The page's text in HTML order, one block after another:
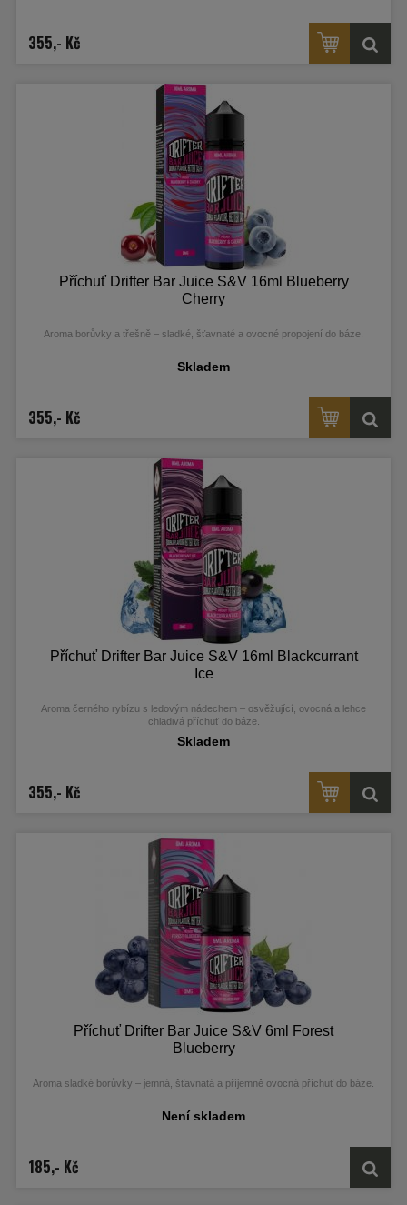
355,- Kč
Příchuť Drifter Bar Juice S&V 16ml Blueberry
Cherry
Aroma borůvky a třešně – sladké, šťavnaté a ovocné propojení do báze.
Skladem
355,- Kč
Příchuť Drifter Bar Juice S&V 16ml Blackcurrant
Ice
Aroma černého rybízu s ledovým nádechem – osvěžující, ovocná a lehce
chladivá příchuť do báze.
Skladem
355,- Kč
Příchuť Drifter Bar Juice S&V 6ml Forest
Blueberry
Aroma sladké borůvky – jemná, šťavnatá a příjemně ovocná příchuť do báze.
Není skladem
185,- Kč